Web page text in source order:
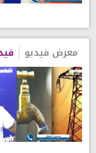
معرض فيديو